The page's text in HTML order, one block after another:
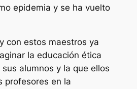
epidemia y se ha vuelto
con estos maestros ya
la educación ética
alumnos y la que ellos
profesores en la